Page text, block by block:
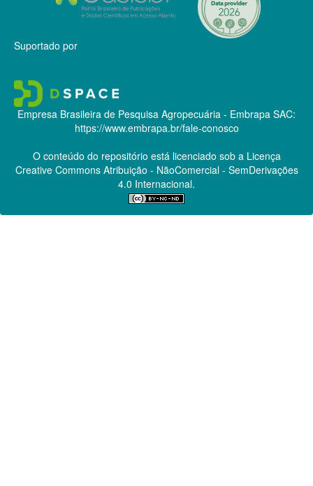
Suportado por
Empresa Brasileira de Pesquisa Agropecuária - Embrapa SAC:
https://www.embrapa.br/fale-conosco
O conteúdo do repositório está licenciado sob a Licença
Creative CommonsAtribuição - NãoComercial - SemDerivações
4.0 Internacional.